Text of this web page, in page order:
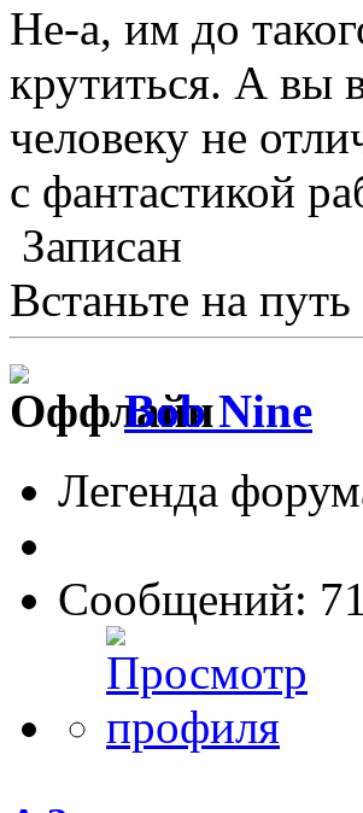
Не-а, им до
крутиться. А вы
человеку не
с фантастикой
Записан
Встаньте на
Bob Nine
Легенда
Сообщений: